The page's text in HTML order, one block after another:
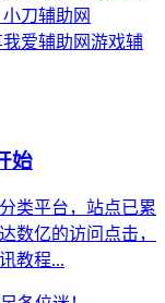
刀辅助网
爱辅助网游戏辅
始
类平台，站点已累
数亿的访问点击，
教程...